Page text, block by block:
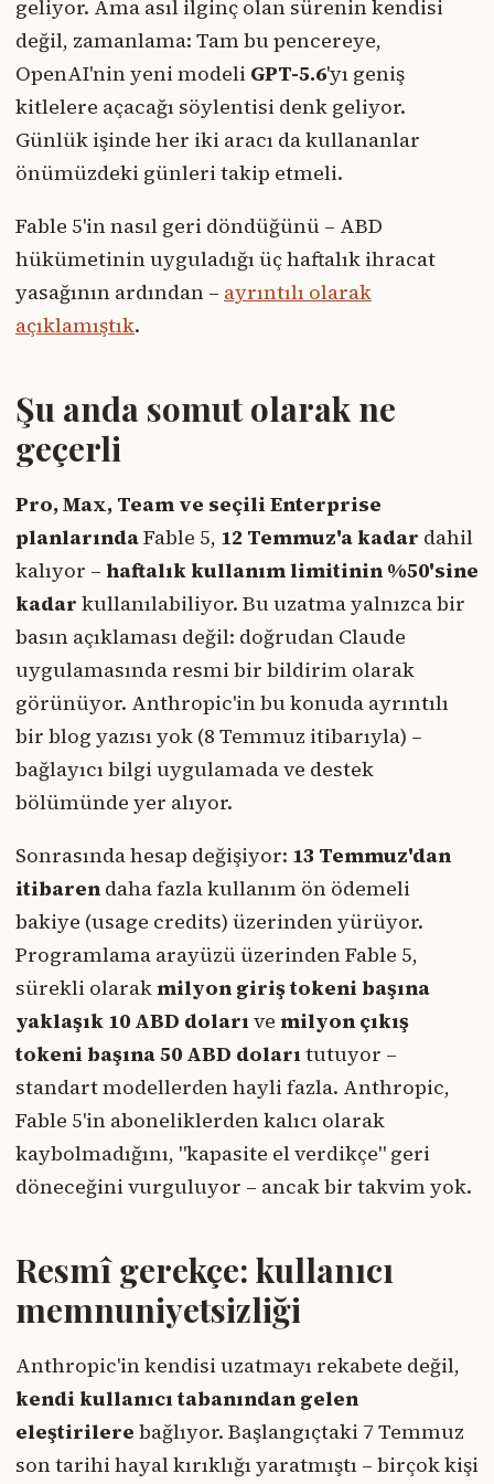
geliyor. Ama asıl ilginç olan sürenin kendisi
değil, zamanlama: Tam bu pencereye,
OpenAI'nin yeni modeli GPT-5.6'yı geniş
kitlelere açacağı söylentisi denk geliyor.
Günlük işinde her iki aracı da kullananlar
önümüzdeki günleri takip etmeli.
Fable 5'in nasıl geri döndüğünü – ABD
hükümetinin uyguladığı üç haftalık ihracat
yasağının ardından – ayrıntılı olarak
açıklamıştık.
Şu anda somut olarak ne
geçerli
Pro, Max, Team ve seçili Enterprise
planlarındaFable 5, 12 Temmuz'a kadar dahil
kalıyor – haftalık kullanım limitinin %50'sine
kadar kullanılabiliyor. Bu uzatma yalnızca bir
basın açıklaması değil: doğrudan Claude
uygulamasında resmi bir bildirim olarak
görünüyor. Anthropic'in bu konuda ayrıntılı
bir blog yazısı yok (8 Temmuz itibarıyla) –
bağlayıcı bilgi uygulamada ve destek
bölümünde yer alıyor.
Sonrasında hesap değişiyor: 13 Temmuz'dan
itibaren daha fazla kullanım ön ödemeli
bakiye (usage credits) üzerinden yürüyor.
Programlama arayüzü üzerinden Fable 5,
sürekli olarakmilyon giriş tokeni başına
yaklaşık 10 ABD dolarıve milyon çıkış
tokeni başına 50 ABD dolarıtutuyor –
standart modellerden hayli fazla. Anthropic,
Fable 5'in aboneliklerden kalıcı olarak
kaybolmadığını, "kapasite el verdikçe" geri
döneceğini vurguluyor – ancak bir takvim yok.
Resmî gerekçe: kullanıcı
memnuniyetsizliği
Anthropic'in kendisi uzatmayı rekabete değil,
kendi kullanıcı tabanından gelen
eleştirilere bağlıyor. Başlangıçtaki 7 Temmuz
son tarihi hayal kırıklığı yaratmıştı – birçok kişi